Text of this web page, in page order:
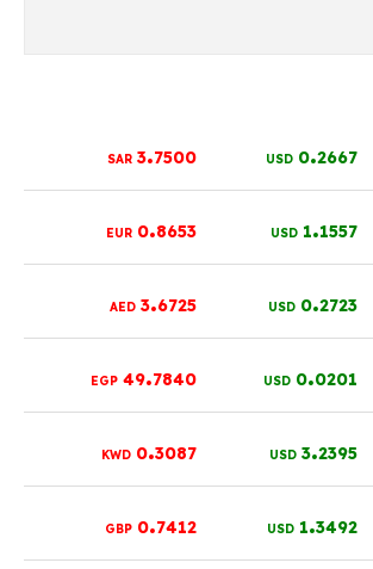
0.2667
USD
3.7500
SAR
1.1557
USD
0.8653
EUR
0.2723
USD
3.6725
AED
0.0201
USD
49.7840
EGP
3.2395
USD
0.3087
KWD
1.3492
USD
0.7412
GBP